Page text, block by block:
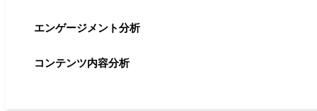
エンゲージメント分析
コンテンツ内容分析